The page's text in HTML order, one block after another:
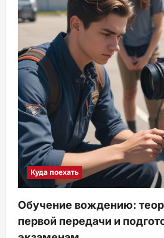
Куда поехать
Обучение вождению:
первой передачи и